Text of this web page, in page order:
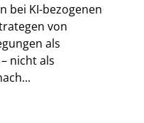
bei KI-bezogenen
von
als
nicht als